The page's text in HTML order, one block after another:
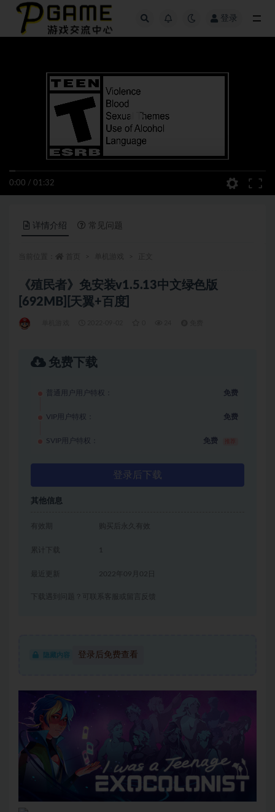
登录
0:00 / 01:32
详情介绍 常见问题
《殖民者》免安装v1.5.13中文绿色版
[692MB][天翼+百度]
免费下载
普通用户用户特权： 免费
VIP用户特权： 免费
SVIP用户特权： 免费
登录后下载
其他信息
有效期 购买后永久有效
累计下载 1
2022年09月02日
下载遇到问题？可联系客服或留言反馈
隐藏内容 登录后免费查看
全部